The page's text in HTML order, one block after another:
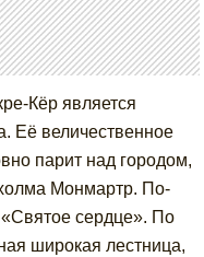
Кёр является
Её величественное
парит над городом,
Монмартр. По-
«Святое сердце». По
широкая лестница,